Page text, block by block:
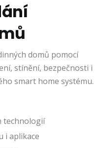
domů pomocí
stínění, bezpečnosti i
smart home systému.
technologií
i aplikace